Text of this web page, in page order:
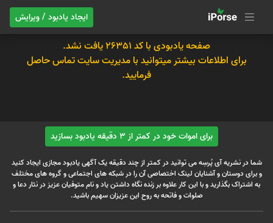
ایجاد یادبود / ویرایش
صفحه یادبودی با کد 26351 یافت نشد.
برای اطلاعات بیشتر میتوانید با مدیریت سایت تماس حاصل
فرمایید.
برای اموات خود در کمتر از 3 دقیقه یادبود بسازید
شما در نشریه آی پُرسِه می توانید در کمتر از چند دقیقه یک آگهی یادبود مجازی ایجاد کنید
و برای دوستان و آشنایان لینک اختصاصی آن را در شبکه های اجتماعی و گروه های مختلف
به اشتراک بگذارید و با این کار علاوه بر زنده نگاه داشتن یاد و نام متوفیان عزیز در نثار دعا و
صلوات و فاتحه به روح این عزیزان سهیم باشید.